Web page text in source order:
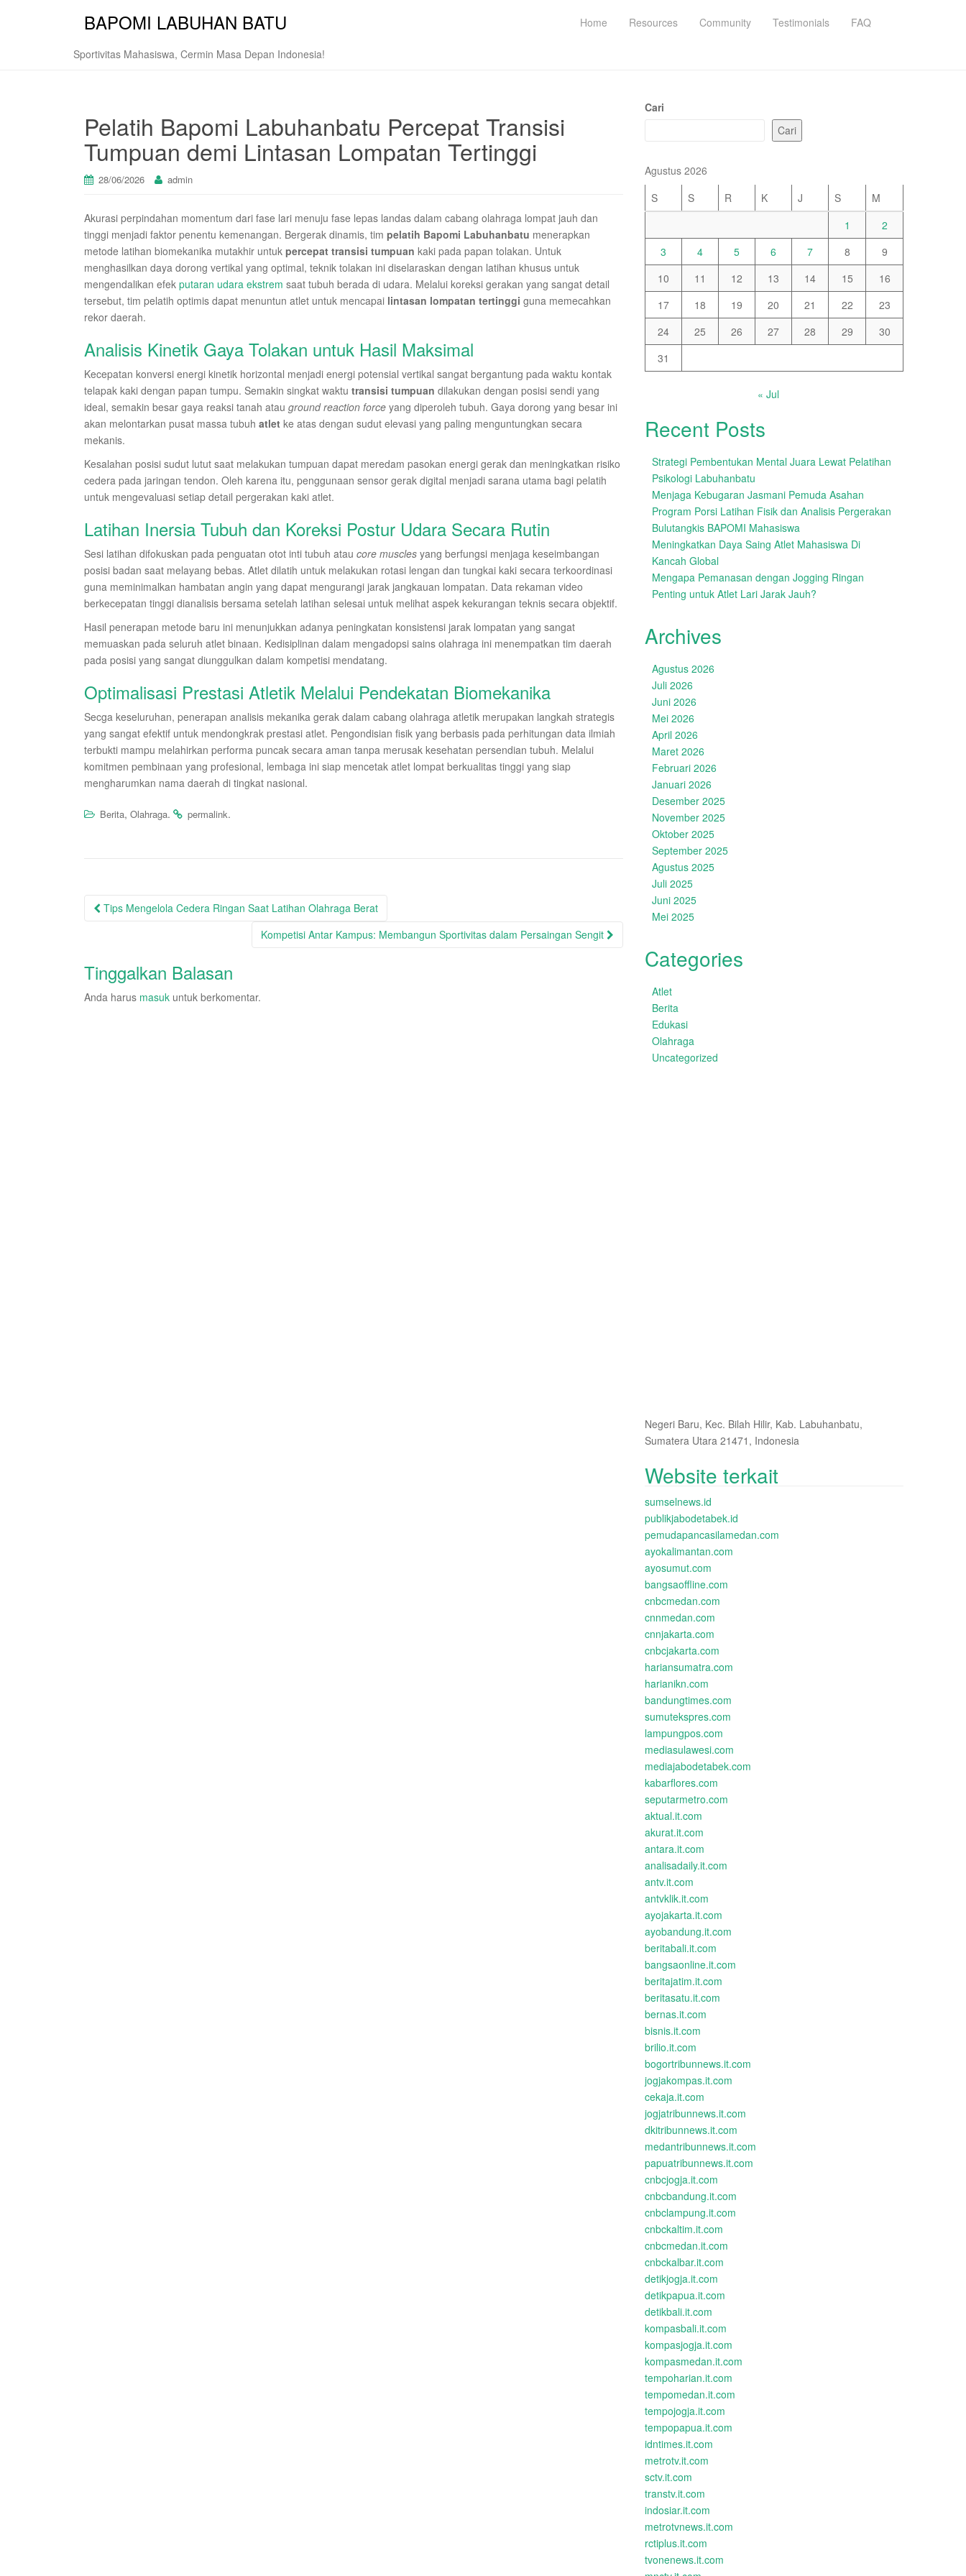
BAPOMI LABUHAN BATU
Sportivitas Mahasiswa, Cermin Masa Depan Indonesia!
Home Resources Community Testimonials FAQ
Pelatih Bapomi Labuhanbatu Percepat Transisi
Tumpuan demi Lintasan Lompatan Tertinggi
28/06/2026 admin
Akurasi perpindahan momentum dari fase lari menuju fase lepas landas dalam cabang olahraga lompat jauh dan
tinggi menjadi faktor penentu kemenangan. Bergerak dinamis, tim pelatih Bapomi Labuhanbatu menerapkan
metode latihan biomekanika mutakhir untuk percepat transisi tumpuan kaki pada papan tolakan. Untuk
menghasilkan daya dorong vertikal yang optimal, teknik tolakan ini diselaraskan dengan latihan khusus untuk
mengendalikan efek putaran udara ekstrem saat tubuh berada di udara. Melalui koreksi gerakan yang sangat detail
tersebut, tim pelatih optimis dapat menuntun atlet untuk mencapai lintasan lompatan tertinggi guna memecahkan
rekor daerah.
Analisis Kinetik Gaya Tolakan untuk Hasil Maksimal
Kecepatan konversi energi kinetik horizontal menjadi energi potensial vertikal sangat bergantung pada waktu kontak
telapak kaki dengan papan tumpu. Semakin singkat waktu transisi tumpuan dilakukan dengan posisi sendi yang
ideal, semakin besar gaya reaksi tanah atau ground reaction force yang diperoleh tubuh. Gaya dorong yang besar ini
akan melontarkan pusat massa tubuh atlet ke atas dengan sudut elevasi yang paling menguntungkan secara
mekanis.
Kesalahan posisi sudut lutut saat melakukan tumpuan dapat meredam pasokan energi gerak dan meningkatkan risiko
cedera pada jaringan tendon. Oleh karena itu, penggunaan sensor gerak digital menjadi sarana utama bagi pelatih
untuk mengevaluasi setiap detail pergerakan kaki atlet.
Latihan Inersia Tubuh dan Koreksi Postur Udara Secara Rutin
Sesi latihan difokuskan pada penguatan otot inti tubuh atau core muscles yang berfungsi menjaga keseimbangan
posisi badan saat melayang bebas. Atlet dilatih untuk melakukan rotasi lengan dan tungkai kaki secara terkoordinasi
guna meminimalkan hambatan angin yang dapat mengurangi jarak jangkauan lompatan. Data rekaman video
berkecepatan tinggi dianalisis bersama setelah latihan selesai untuk melihat aspek kekurangan teknis secara objektif.
Hasil penerapan metode baru ini menunjukkan adanya peningkatan konsistensi jarak lompatan yang sangat
memuaskan pada seluruh atlet binaan. Kedisiplinan dalam mengadopsi sains olahraga ini menempatkan tim daerah
pada posisi yang sangat diunggulkan dalam kompetisi mendatang.
Optimalisasi Prestasi Atletik Melalui Pendekatan Biomekanika
Secga keseluruhan, penerapan analisis mekanika gerak dalam cabang olahraga atletik merupakan langkah strategis
yang sangat efektif untuk mendongkrak prestasi atlet. Pengondisian fisik yang berbasis pada perhitungan data ilmiah
terbukti mampu melahirkan performa puncak secara aman tanpa merusak kesehatan persendian tubuh. Melalui
komitmen pembinaan yang profesional, lembaga ini siap mencetak atlet lompat berkualitas tinggi yang siap
mengharumkan nama daerah di tingkat nasional.
Berita, Olahraga. permalink.
Post
Tips Mengelola Cedera Ringan Saat Latihan Olahraga Berat
Kompetisi Antar Kampus: Membangun Sportivitas dalam Persaingan Sengit
Tinggalkan Balasan
Anda harus masuk untuk berkomentar.
Cari
Cari
Agustus 2026
S
S R K J S
M
1
2
3
4 5 6 7 8
9
10
11 12 13 14 15
16
17
18 19 20 21 22
23
24
25 26 27 28 29
30
31
« Jul
Recent Posts
Strategi Pembentukan Mental Juara Lewat Pelatihan
Psikologi Labuhanbatu
Menjaga Kebugaran Jasmani Pemuda Asahan
Program Porsi Latihan Fisik dan Analisis Pergerakan
Bulutangkis BAPOMI Mahasiswa
Meningkatkan Daya Saing Atlet Mahasiswa Di
Kancah Global
Mengapa Pemanasan dengan Jogging Ringan
Penting untuk Atlet Lari Jarak Jauh?
Archives
Agustus 2026
Juli 2026
Juni 2026
Mei 2026
April 2026
Maret 2026
Februari 2026
Januari 2026
Desember 2025
November 2025
Oktober 2025
September 2025
Agustus 2025
Juli 2025
Juni 2025
Mei 2025
Categories
Atlet
Berita
Edukasi
Olahraga
Uncategorized
Negeri Baru, Kec. Bilah Hilir, Kab. Labuhanbatu,
Sumatera Utara 21471, Indonesia
Website terkait
sumselnews.id
publikjabodetabek.id
pemudapancasilamedan.com
ayokalimantan.com
ayosumut.com
bangsaoffline.com
cnbcmedan.com
cnnmedan.com
cnnjakarta.com
cnbcjakarta.com
hariansumatra.com
harianikn.com
bandungtimes.com
sumutekspres.com
lampungpos.com
mediasulawesi.com
mediajabodetabek.com
kabarflores.com
seputarmetro.com
aktual.it.com
akurat.it.com
antara.it.com
analisadaily.it.com
antv.it.com
antvklik.it.com
ayojakarta.it.com
ayobandung.it.com
beritabali.it.com
bangsaonline.it.com
beritajatim.it.com
beritasatu.it.com
bernas.it.com
bisnis.it.com
brilio.it.com
bogortribunnews.it.com
jogjakompas.it.com
cekaja.it.com
jogjatribunnews.it.com
dkitribunnews.it.com
medantribunnews.it.com
papuatribunnews.it.com
cnbcjogja.it.com
cnbcbandung.it.com
cnbclampung.it.com
cnbckaltim.it.com
cnbcmedan.it.com
cnbckalbar.it.com
detikjogja.it.com
detikpapua.it.com
detikbali.it.com
kompasbali.it.com
kompasjogja.it.com
kompasmedan.it.com
tempoharian.it.com
tempomedan.it.com
tempojogja.it.com
tempopapua.it.com
idntimes.it.com
metrotv.it.com
sctv.it.com
transtv.it.com
indosiar.it.com
metrotvnews.it.com
rctiplus.it.com
tvonenews.it.com